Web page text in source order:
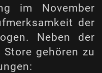
im November
der
Neben der
gehören zu